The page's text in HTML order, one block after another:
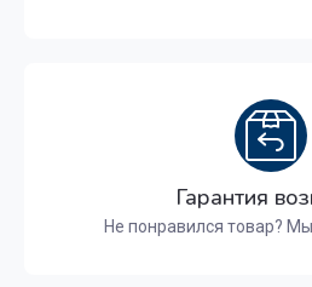
Гарантия
Не понравился товар?